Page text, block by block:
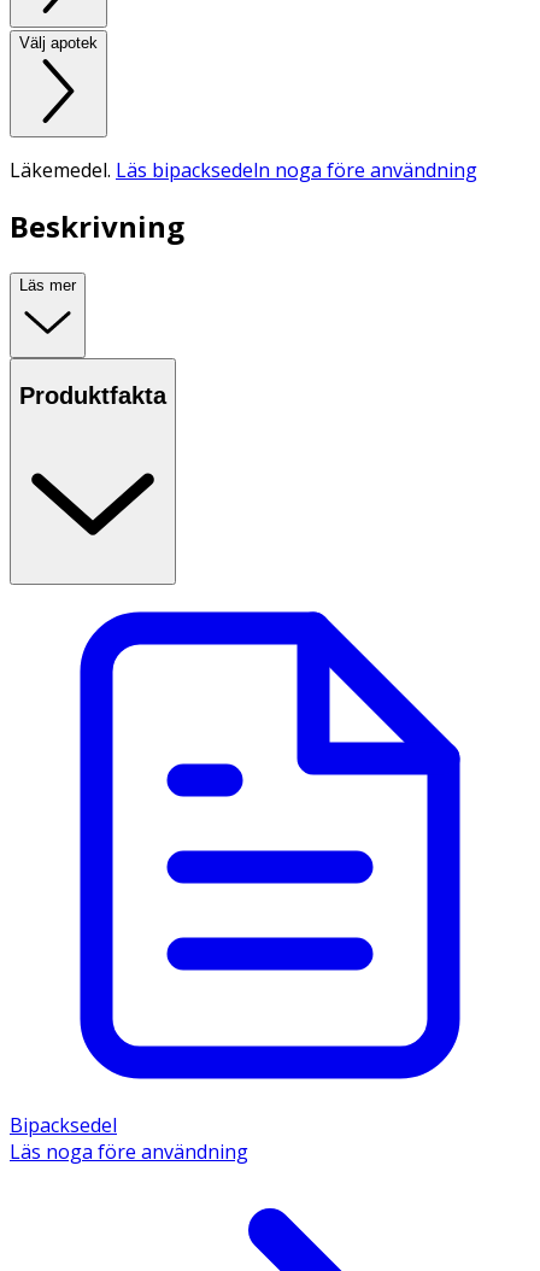
Välj apotek
Läkemedel. Läs bipacksedeln noga före användning
Beskrivning
Läs mer
Produktfakta
Bipacksedel
Läs noga före användning